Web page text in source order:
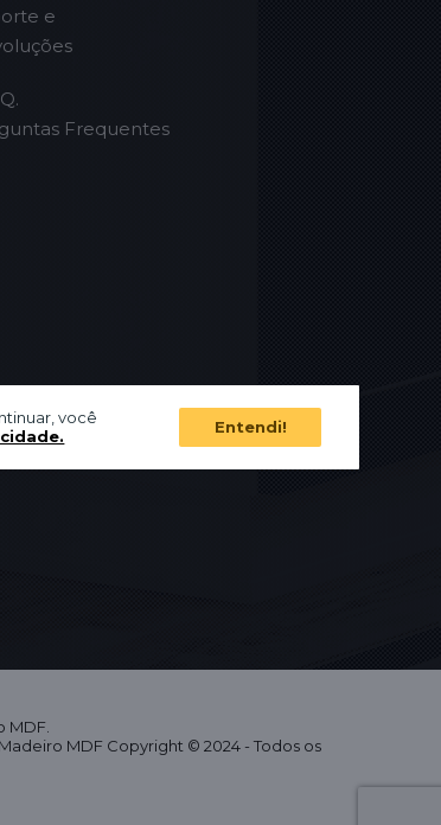
você
Entendi!
e
Frequentes
MDF.
MDF Copyright © 2024 - Todos os